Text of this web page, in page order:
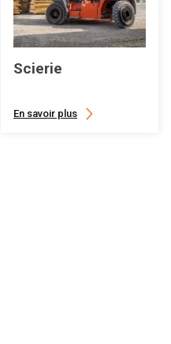
Scierie
En savoir plus